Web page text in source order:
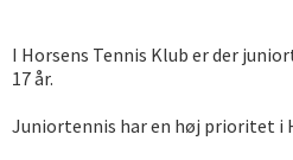
I Horsens Tennis Klub er der
17 år.
Juniortennis har en høj prioritet i